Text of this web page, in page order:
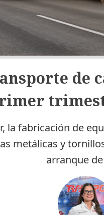
de
la fabricación de
metálicas y
arranque